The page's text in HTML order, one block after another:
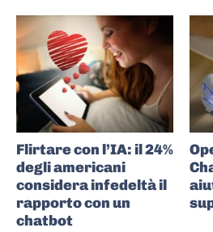
Flirtare con l’IA: il 24%
degli americani
considera infedeltà il
rapporto con un
chatbot